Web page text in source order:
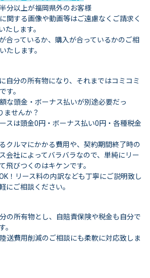
分以上が福岡県外のお客様
関する画像や動画等はご遠慮なくご請求く
たします。
合っているか、購入が合っているかのご相
たします。
自分の所有物になり、それまではコミコミ
す。
な頭金・ボーナス払いが別途必要だっ
ませんか？
スは頭金0円・ボーナス払い0円・各種税金
クルマにかかる費用や、契約期間終了時の
会社によってバラバラなので、単純にリー
飛びつくのはキケンです。
！リース料の内訳なども丁寧にご説明致し
にご相談ください。
の所有物とし、自賠責保険や税金も自分で
。
送費用削減のご相談にも柔軟に対応致しま